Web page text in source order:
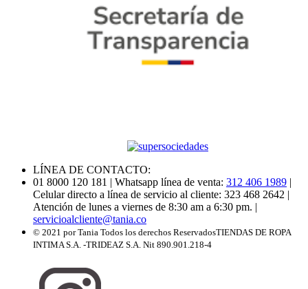
LÍNEA DE CONTACTO:
01 8000 120 181 | Whatsapp línea de venta: 312 406 1989 |
Celular directo a línea de servicio al cliente: 323 468 2642 |
Atención de lunes a viernes de 8:30 am a 6:30 pm. |
servicioalcliente@tania.co
© 2021 por Tania Todos los derechos ReservadosTIENDAS DE ROPA
INTIMA S.A. -TRIDEAZ S.A. Nit 890.901.218-4